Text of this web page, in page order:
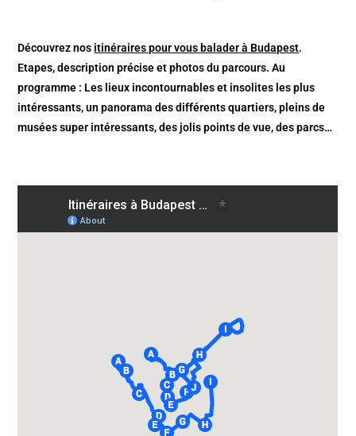
Découvrez nos itinéraires pour vous balader à Budapest.
Etapes, description précise et photos du parcours. Au
programme : Les lieux incontournables et insolites les plus
intéressants, un panorama des différents quartiers, pleins de
musées super intéressants, des jolis points de vue, des parcs…